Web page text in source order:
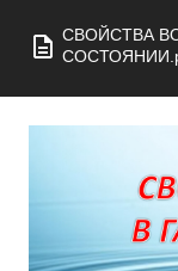
СВОЙСТВА